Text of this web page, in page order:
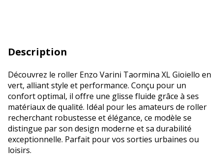
Description
Découvrez le roller Enzo Varini Taormina XL Gioiello en
vert, alliant style et performance. Conçu pour un
confort optimal, il offre une glisse fluide grâce à ses
matériaux de qualité. Idéal pour les amateurs de roller
recherchant robustesse et élégance, ce modèle se
distingue par son design moderne et sa durabilité
exceptionnelle. Parfait pour vos sorties urbaines ou
loisirs.